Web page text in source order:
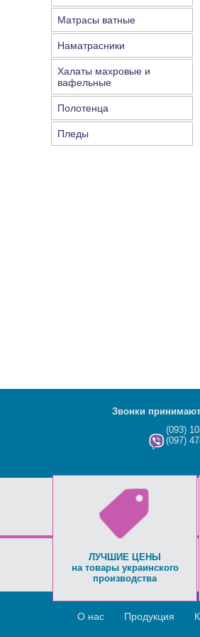
Матрасы ватные
Наматрасники
Халаты махровые и
вафельные
Полотенца
Пледы
О нас Продукция
Звонки
(093)
(097)
ЛУЧШИЕ ЦЕНЫ
на товары украинского
производства